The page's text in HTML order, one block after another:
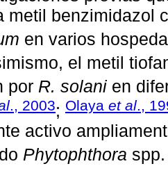
metil benzimidazol
en varios
el metil
por R. solani en
., 2003; Olaya et al .,
activo
Phytophthora